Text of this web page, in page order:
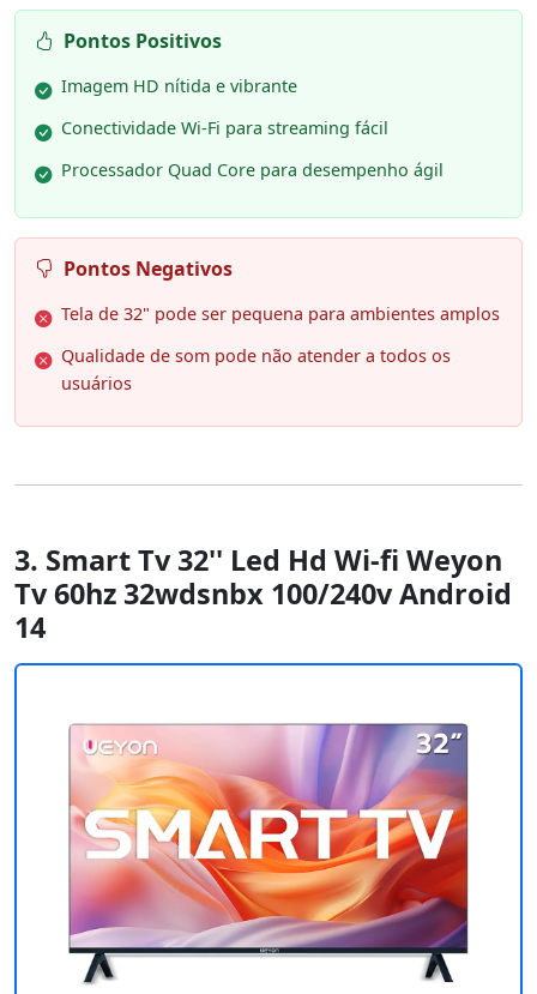
Pontos Positivos
Imagem HD nítida e vibrante
Conectividade Wi-Fi para streaming fácil
Processador Quad Core para desempenho ágil
Pontos Negativos
Tela de 32" pode ser pequena para ambientes amplos
Qualidade de som pode não atender a todos os
usuários
3. Smart Tv 32'' Led Hd Wi-fi Weyon
Tv 60hz 32wdsnbx 100/240v Android
14